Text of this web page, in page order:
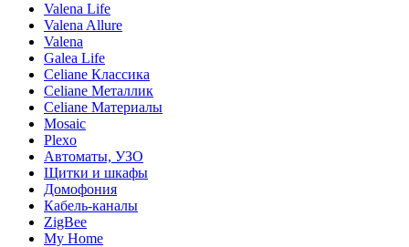
Valena Life
Valena Allure
Valena
Galea Life
Celiane Классика
Celiane Металлик
Celiane Материалы
Mosaic
Plexo
Автоматы, УЗО
Щитки и шкафы
Домофония
Кабель-каналы
ZigBee
My Home